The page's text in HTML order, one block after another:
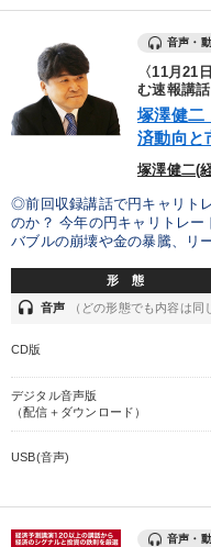
音声・
〈11月21
む速報講話
塚澤健二
済動向と
塚澤健二(
◎前回収録講話で円キャリト
のか？ 今年の円キャリトレー
バブルの崩壊や金の暴騰、リ
形 態
headset 音声 （どの形態でも内容は同
CD版
デジタル音声版
（配信＋ダウンロード）
USB(音声)
音声・